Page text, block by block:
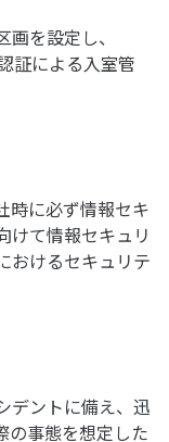
を設定し、
証による入室管
時に必ず情報セキ
けて情報セキュリ
おけるセキュリテ
デントに備え、迅
の事態を想定した